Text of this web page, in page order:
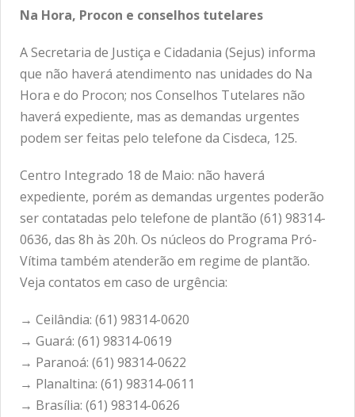
Na Hora, Procon e conselhos tutelares
A Secretaria de Justiça e Cidadania (Sejus) informa
que não haverá atendimento nas unidades do Na
Hora e do Procon; nos Conselhos Tutelares não
haverá expediente, mas as demandas urgentes
podem ser feitas pelo telefone da Cisdeca, 125.
Centro Integrado 18 de Maio: não haverá
expediente, porém as demandas urgentes poderão
ser contatadas pelo telefone de plantão (61) 98314-
0636, das 8h às 20h. Os núcleos do Programa Pró-
Vítima também atenderão em regime de plantão.
Veja contatos em caso de urgência:
→ Ceilândia: (61) 98314-0620
→ Guará: (61) 98314-0619
→ Paranoá: (61) 98314-0622
→ Planaltina: (61) 98314-0611
→ Brasília: (61) 98314-0626